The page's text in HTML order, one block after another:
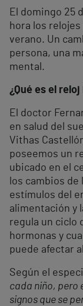
El domingo 25
hora los
verano. Un
persona, una
mental.
¿Qué es el
El doctor
en salud del
Vithas
poseemos un
ubicado en el
los cambios
estímulos del
alimentación y
regula un ciclo
hormonas y
puede afectar
Según el
cada niño, pero
signos que se